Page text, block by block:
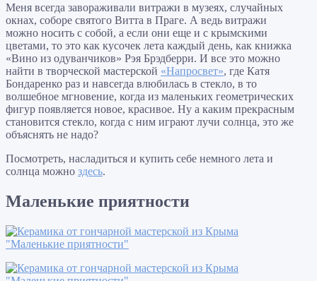
Меня всегда завораживали витражи в музеях, случайных
окнах, соборе святого Витта в Праге. А ведь витражи
можно носить с собой, а если они еще и с крымскими
цветами, то это как кусочек лета каждый день, как книжка
«Вино из одуванчиков» Рэя Брэдберри. И все это можно
найти в творческой мастерской «Напросвет», где Катя
Бондаренко раз и навсегда влюбилась в стекло, в то
волшебное мгновение, когда из маленьких геометрических
фигур появляется новое, красивое. Ну а каким прекрасным
становится стекло, когда с ним играют лучи солнца, это же
объяснять не надо?
Посмотреть, насладиться и купить себе немного лета и
солнца можно здесь.
Маленькие приятности